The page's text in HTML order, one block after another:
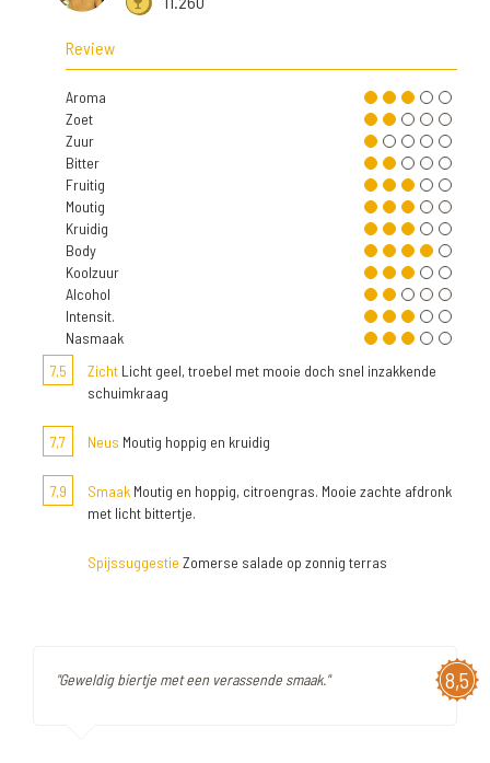
Review
Aroma
Zoet
Zuur
Bitter
Fruitig
Moutig
Kruidig
Body
Koolzuur
Alcohol
Intensit.
Nasmaak
7,5
Zicht Licht geel, troebel met mooie doch snel inzakkende
schuimkraag
7,7 Neus Moutig hoppig en kruidig
7,9 Smaak Moutig en hoppig, citroengras. Mooie zachte afdronk
met licht bittertje.
Spijssuggestie Zomerse salade op zonnig terras
8,5
"Geweldig biertje met een verassende smaak."